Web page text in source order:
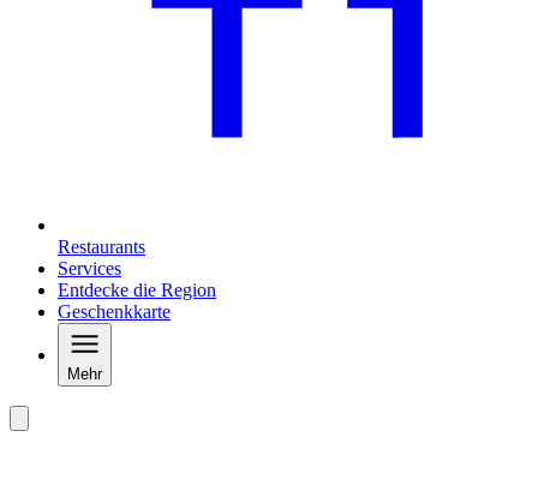
Restaurants
Services
Entdecke die Region
Geschenkkarte
Mehr